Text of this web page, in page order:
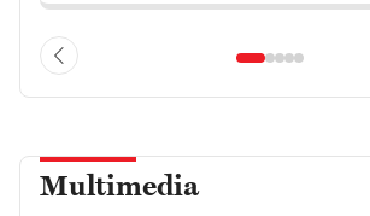
Multimedia